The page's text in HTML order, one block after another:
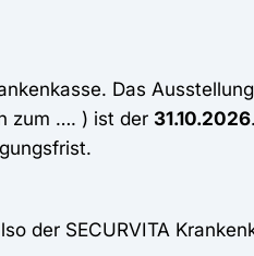
Das
zum …. ) ist der 31.10.2026
der SECURVITA